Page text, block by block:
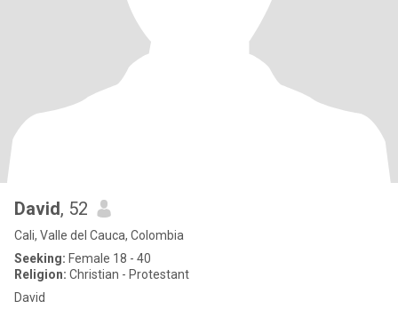
David, 52
Cali, Valle del Cauca, Colombia
Seeking: Female 18 - 40
Religion: Christian - Protestant
David